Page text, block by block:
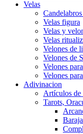
Velas
Velas figura
Velas y
Velas
Velones de
Velones de
Velones
Velones
Adivinacion
Artículos de
Tarots,